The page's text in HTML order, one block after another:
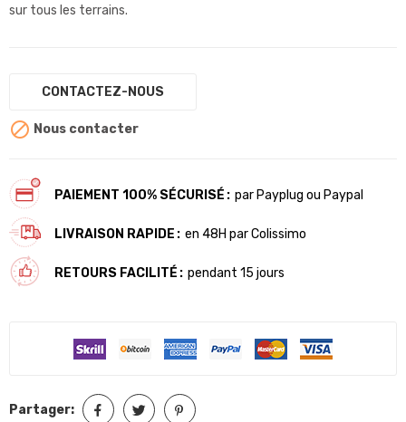
sur tous les terrains.
CONTACTEZ-NOUS
 Nous contacter
PAIEMENT 100% SÉCURISÉ par Payplug ou Paypal
LIVRAISON RAPIDE en 48H par Colissimo
RETOURS FACILITÉ pendant 15 jours
Partager: